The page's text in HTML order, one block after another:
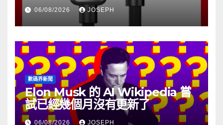
06/08/2026 JOSEPH
數碼界新聞
Elon Musk 的 AI Wikipedia 嘗
試已經幾個月沒有更新了
06/08/2026 JOSEPH